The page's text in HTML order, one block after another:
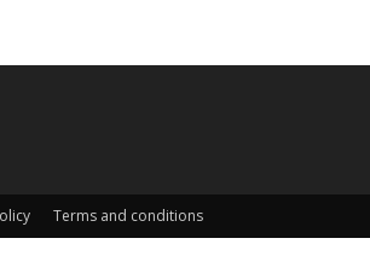
Terms and conditions